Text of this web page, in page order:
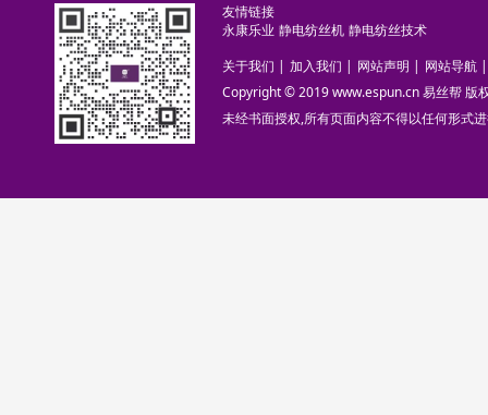
友情链接
永康乐业 静电纺丝机 静电纺丝技术
关于我们 | 加入我们 | 网站声明 | 网站导航 |
Copyright © 2019 www.espun.cn 易丝帮 版
未经书面授权,所有页面内容不得以任何形式